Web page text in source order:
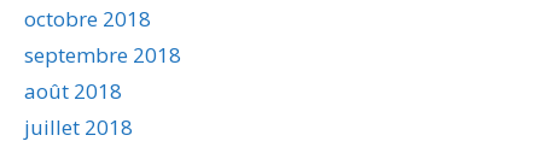
octobre 2018
septembre 2018
août 2018
juillet 2018